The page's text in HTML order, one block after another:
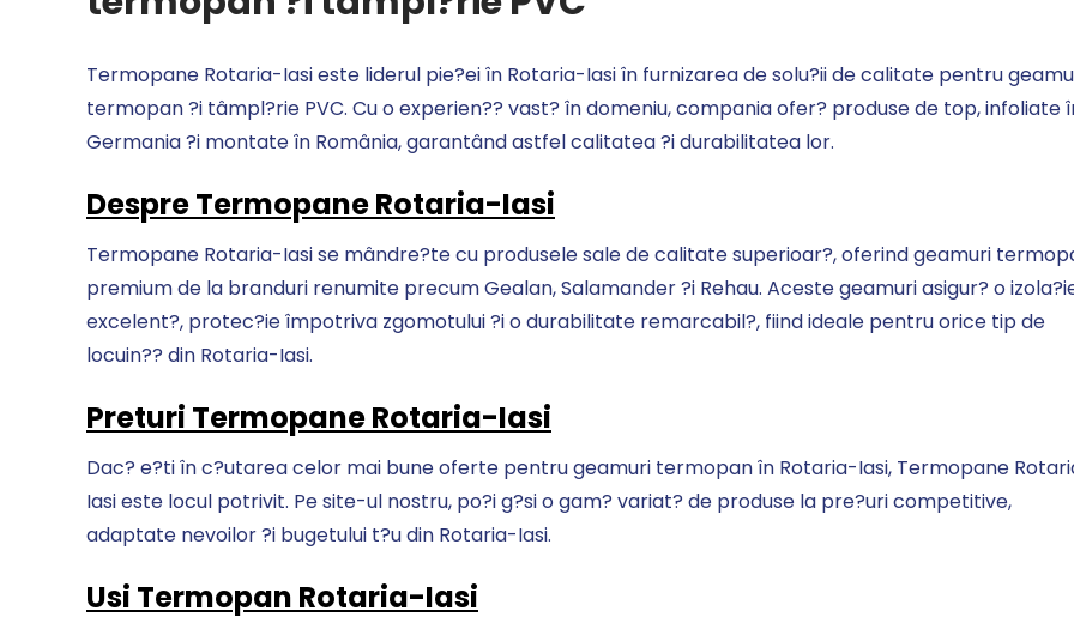
Termopane Rotaria-Iasi este liderul pie?ei în Rotaria-Iasi în furnizarea de solu?ii de calitate pentru
termopan ?i tâmpl?rie PVC. Cu o experien?? vast? în domeniu, compania ofer? produse de top, infoliate
Germania ?i montate în România, garantând astfel calitatea ?i durabilitatea lor.
Despre Termopane Rotaria-Iasi
Termopane Rotaria-Iasi se mândre?te cu produsele sale de calitate superioar?, oferind geamuri
premium de la branduri renumite precum Gealan, Salamander ?i Rehau. Aceste geamuri asigur? o
excelent?, protec?ie împotriva zgomotului ?i o durabilitate remarcabil?, fiind ideale pentru orice tip de
locuin?? din Rotaria-Iasi.
Preturi Termopane Rotaria-Iasi
Dac? e?ti în c?utarea celor mai bune oferte pentru geamuri termopan în Rotaria-Iasi, Termopane
Iasi este locul potrivit. Pe site-ul nostru, po?i g?si o gam? variat? de produse la pre?uri competitive,
adaptate nevoilor ?i bugetului t?u din Rotaria-Iasi.
Usi Termopan Rotaria-Iasi